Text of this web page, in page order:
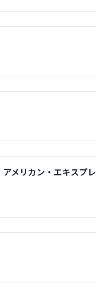
メリカン・エキスプレ